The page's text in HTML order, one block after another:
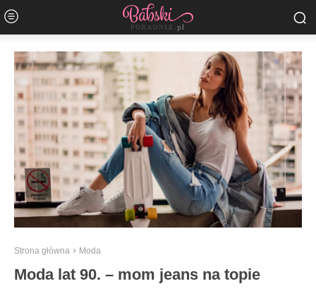
Strona główna Moda
Moda lat 90. – mom jeans na topie